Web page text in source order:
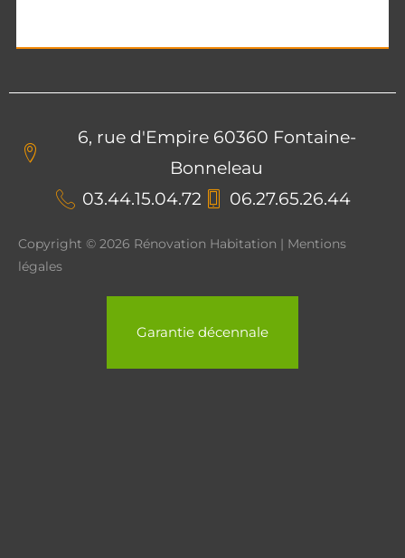
6, rue d'Empire 60360 Fontaine-
Bonneleau
03.44.15.04.72
06.27.65.26.44
Copyright © 2026 Rénovation Habitation | Mentions
légales
Garantie décennale